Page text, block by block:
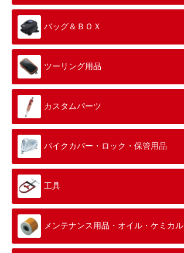
バッグ＆ＢＯＸ
ツーリング用品
カスタムパーツ
バイクカバー・ロック・保管用品
工具
メンテナンス用品・オイル・ケミカル